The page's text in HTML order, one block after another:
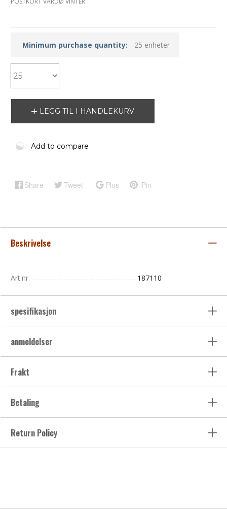
Minimum purchase quantity: 25 enheter
LEGG TIL I HANDLEKURV
Add to compare
Share Tweet Plus Pin
Beskrivelse
Art.nr. 187110
spesifikasjon
anmeldelser
Frakt
Betaling
Return Policy